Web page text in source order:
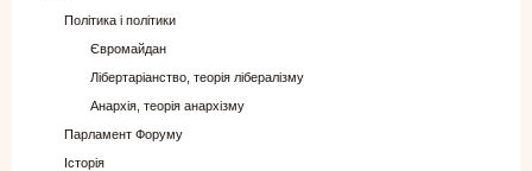
Політика і політики
Євромайдан
Лібертаріанство, теорія лібералізму
Анархія, теорія анархізму
Парламент Форуму
Історія